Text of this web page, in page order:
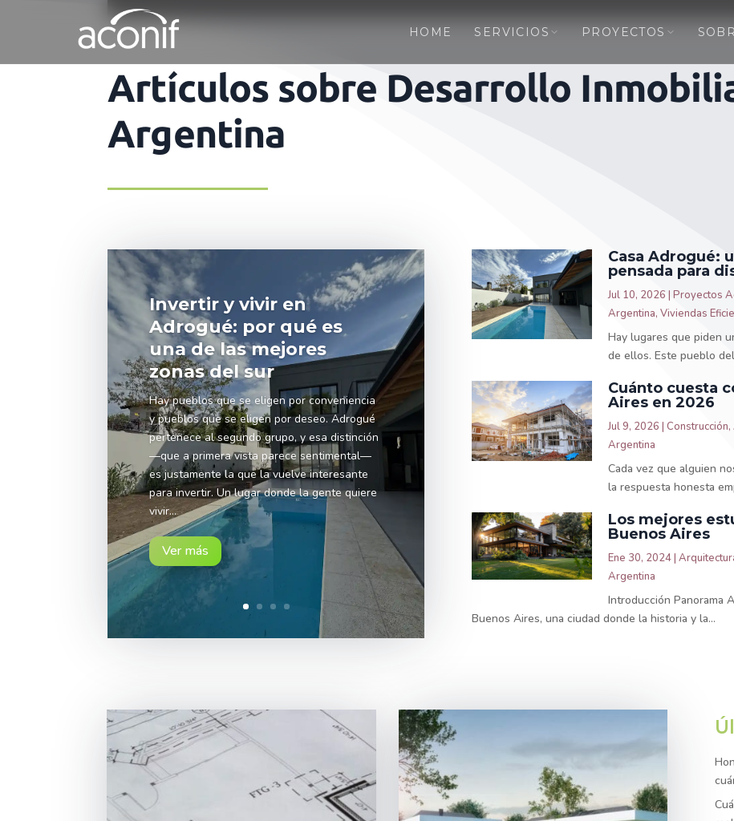
HOME SERVICIOS PROYECTOS
Artículos sobre Desarrollo
Argentina
Invertir y vivir en
Adrogué: por qué es
una de las mejores
zonas del sur
Hay pueblos que se eligen por conveniencia
y pueblos que se eligen por deseo. Adrogué
pertenece al segundo grupo, y esa distinción
—que a primera vista parece sentimental—
es justamente la que la vuelve interesante
para invertir. Un lugar donde la gente quiere
vivir...
Ver más
Casa Adrogué:
pensada para
Jul 10, 2026 |Proyectos
Argentina,Viviendas
Hay lugares que piden
de ellos. Este pueblo
Cuánto cuesta
Aires en 2026
Jul 9, 2026 |Construcción,
Argentina
Cada vez que alguien
la respuesta honesta
Los mejores
Buenos Aires
Ene 30, 2024|
Argentina
Introducción Panorama
Buenos Aires, una ciudad donde la historia y la...